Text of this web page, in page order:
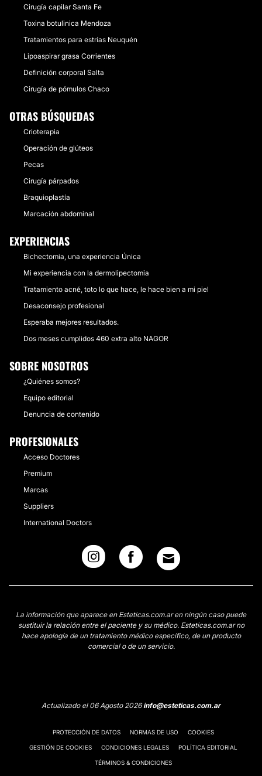
Cirugía capilar Santa Fe
Toxina botulinica Mendoza
Tratamientos para estrías Neuquén
Lipoaspirar grasa Corrientes
Definición corporal Salta
Cirugía de pómulos Chaco
OTRAS BÚSQUEDAS
Crioterapia
Operación de glúteos
Pecas
Cirugía párpados
Braquioplastía
Marcación abdominal
EXPERIENCIAS
Bichectomia, una experiencia Única
Mi experiencia con la dermolipectomia
Tratamiento acné, toto lo que hace, le hace bien a mi piel
Desaconsejo profesional
Esperaba mejores resultados.
Dos meses cumplidos 460 extra alto NAGOR
SOBRE NOSOTROS
¿Quiénes somos?
Equipo editorial
Denuncia de contenido
PROFESIONALES
Acceso Doctores
Premium
Marcas
Suppliers
International Doctors
La información que aparece en Esteticas.com.ar en ningún caso puede
sustituir la relación entre el paciente y su médico. Esteticas.com.ar no
hace apología de un tratamiento médico específico, de un producto
comercial o de un servicio.
Actualizado el 06 Agosto 2026info@esteticas.com.ar
PROTECCIÓN DE DATOS NORMAS DE USO COOKIES
GESTIÓN DE COOKIES CONDICIONES LEGALES POLÍTICA EDITORIAL
TÉRMINOS & CONDICIONES